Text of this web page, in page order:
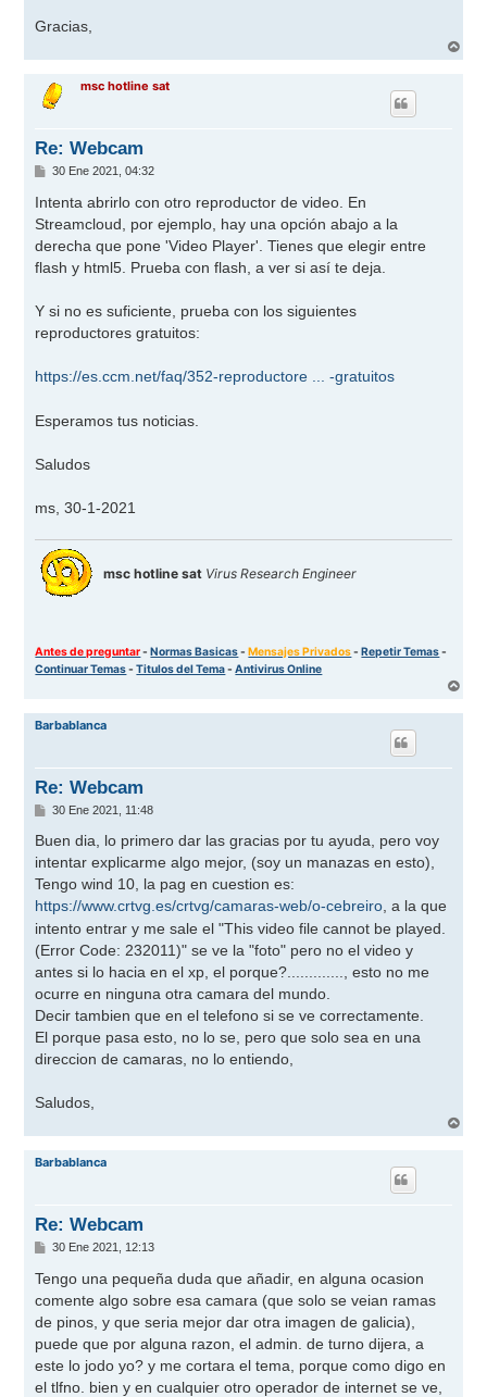
Gracias,
r
msc hotline sat
Re: Webcam
M
n
s
a
e
30 Ene 2021, 04:32
Intenta abrirlo con otro reproductor de video. En
Streamcloud, por ejemplo, hay una opción abajo a la
derecha que pone 'Video Player'. Tienes que elegir entre
flash y html5. Prueba con flash, a ver si así te deja.
Y si no es suficiente, prueba con los siguientes
reproductores gratuitos:
https://es.ccm.net/faq/352-reproductore ... -gratuitos
Esperamos tus noticias.
Saludos
ms, 30-1-2021
msc hotline sat Virus Research Engineer
Antes de preguntar-Normas Basicas-Mensajes Privados-Repetir Temas-
Continuar Temas-Titulos del Tema-Antivirus Online
r
Barbablanca
Re: Webcam
M
n
a
j
e
30 Ene 2021, 11:48
Buen dia, lo primero dar las gracias por tu ayuda, pero voy
intentar explicarme algo mejor, (soy un manazas en esto),
Tengo wind 10, la pag en cuestion es:
https://www.crtvg.es/crtvg/camaras-web/o-cebreiro, a la que
intento entrar y me sale el "This video file cannot be played.
(Error Code: 232011)" se ve la "foto" pero no el video y
antes si lo hacia en el xp, el porque?............., esto no me
ocurre en ninguna otra camara del mundo.
Decir tambien que en el telefono si se ve correctamente.
El porque pasa esto, no lo se, pero que solo sea en una
direccion de camaras, no lo entiendo,
Saludos,
r
Barbablanca
Re: Webcam
M
n
s
a
e
30 Ene 2021, 12:13
Tengo una pequeña duda que añadir, en alguna ocasion
comente algo sobre esa camara (que solo se veian ramas
de pinos, y que seria mejor dar otra imagen de galicia),
puede que por alguna razon, el admin. de turno dijera, a
este lo jodo yo? y me cortara el tema, porque como digo en
el tlfno. bien y en cualquier otro operador de internet se ve,